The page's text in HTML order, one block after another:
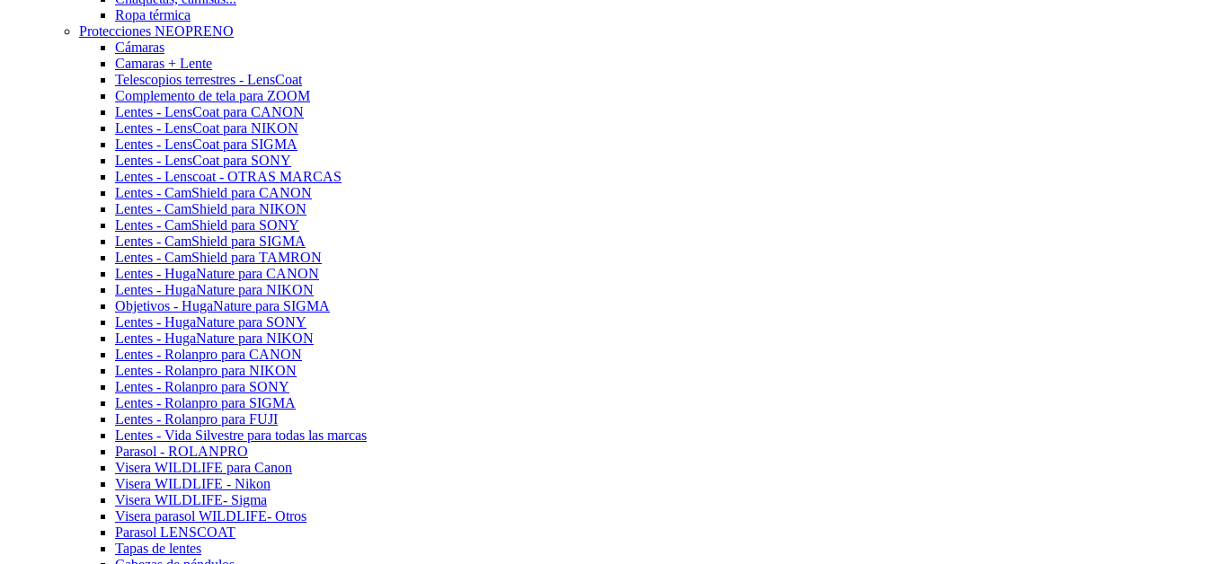
Ropa térmica
Protecciones NEOPRENO
Cámaras
Camaras + Lente
Telescopios terrestres - LensCoat
Complemento de tela para ZOOM
Lentes - LensCoat para CANON
Lentes - LensCoat para NIKON
Lentes - LensCoat para SIGMA
Lentes - LensCoat para SONY
Lentes - Lenscoat - OTRAS MARCAS
Lentes - CamShield para CANON
Lentes - CamShield para NIKON
Lentes - CamShield para SONY
Lentes - CamShield para SIGMA
Lentes - CamShield para TAMRON
Lentes - HugaNature para CANON
Lentes - HugaNature para NIKON
Objetivos - HugaNature para SIGMA
Lentes - HugaNature para SONY
Lentes - HugaNature para NIKON
Lentes - Rolanpro para CANON
Lentes - Rolanpro para NIKON
Lentes - Rolanpro para SONY
Lentes - Rolanpro para SIGMA
Lentes - Rolanpro para FUJI
Lentes - Vida Silvestre para todas las marcas
Parasol - ROLANPRO
Visera WILDLIFE para Canon
Visera WILDLIFE - Nikon
Visera WILDLIFE- Sigma
Visera parasol WILDLIFE- Otros
Parasol LENSCOAT
Tapas de lentes